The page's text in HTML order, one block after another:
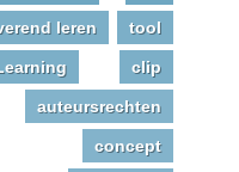
leren tool
clip
auteursrechten
concept